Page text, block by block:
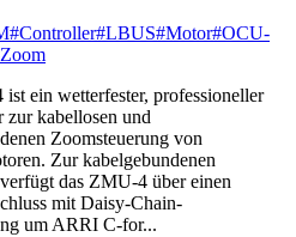
#Controller#LBUS#Motor#OCU-
ein wetterfester, professioneller
zur kabellosen und
Zoomsteuerung von
Zur kabelgebundenen
das ZMU-4 über einen
mit Daisy-Chain-
um ARRI C-for...